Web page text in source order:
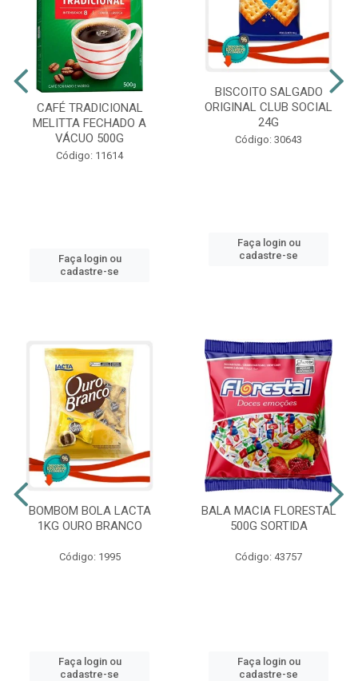
CAFÉ TRADICIONAL
MELITTA FECHADO A
VÁCUO 500G
Código: 11614
Faça login ou
cadastre-se
BISCOITO SALGADO
ORIGINAL CLUB SOCIAL
24G
Código: 30643
Faça login ou
cadastre-se
BOMBOM BOLA LACTA
1KG OURO BRANCO
Código: 1995
Faça login ou
cadastre-se
BALA MACIA FLORESTAL
500G SORTIDA
Código: 43757
Faça login ou
cadastre-se